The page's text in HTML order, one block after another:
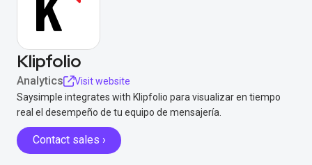
Klipfolio
Analytics
Visit website
Saysimple integrates with Klipfolio para visualizar en tiempo
real el desempeño de tu equipo de mensajería.
Contact sales ›